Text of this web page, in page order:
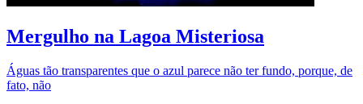
Mergulho na Lagoa Misteriosa
Águas tão transparentes que o azul parece não ter fundo, porque, de
fato, não